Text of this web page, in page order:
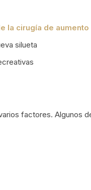
la cirugía de aumento
silueta
factores. Algunos